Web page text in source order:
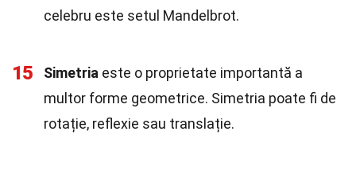
celebru este setul Mandelbrot.
15 Simetria este o proprietate importantă a
multor forme geometrice. Simetria poate fi de
rotație, reflexie sau translație.